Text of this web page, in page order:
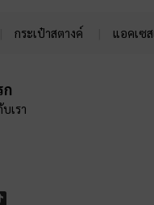
กระเป๋าสตางค์ แอคเซ
เรา